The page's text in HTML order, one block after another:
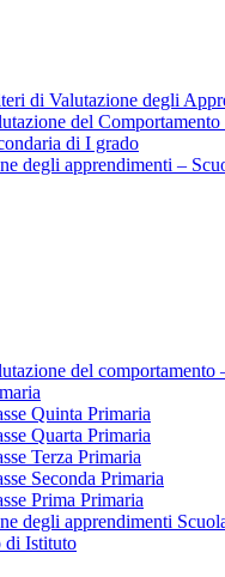
di Valutazione degli
del Comportamento
di I grado
degli apprendimenti –
del comportamento
Quinta Primaria
Quarta Primaria
Terza Primaria
Seconda Primaria
Prima Primaria
degli apprendimenti
di Istituto